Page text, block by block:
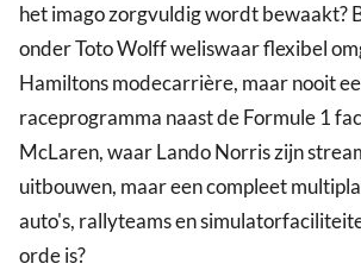
het imago zorgvuldig wordt bewaakt?
onder Toto Wolff weliswaar flexibel
Hamiltons modecarrière, maar nooit
raceprogramma naast de Formule 1
McLaren, waar Lando Norris zijn
uitbouwen, maar een compleet
auto's, rallyteams en
orde is?